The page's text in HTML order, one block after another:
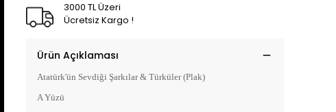
3000 TL Üzeri
Ücretsiz Kargo !
Ürün Açıklaması
Atatürk'ün Sevdiği Şarkılar & Türküler (Plak)
A Yüzü